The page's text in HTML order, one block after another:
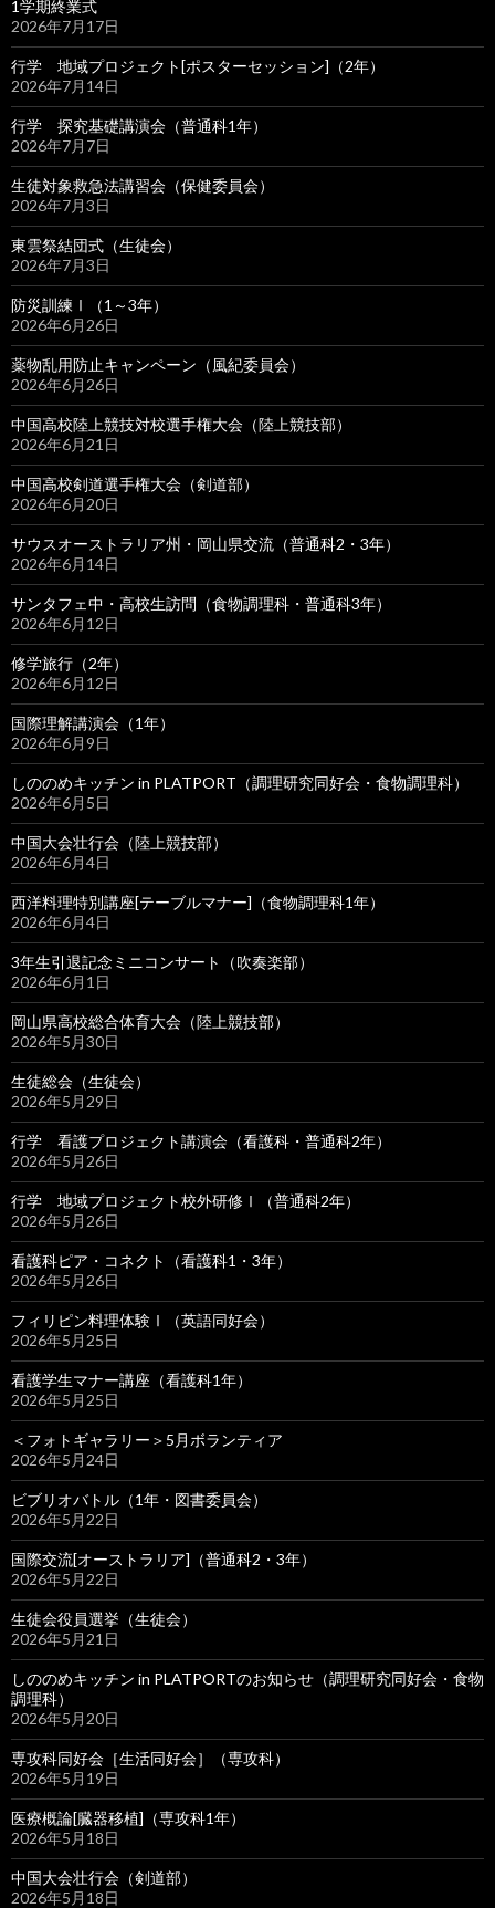
1学期終業式
2026年7月17日
行学 地域プロジェクト[ポスターセッション]（2年）
2026年7月14日
行学 探究基礎講演会（普通科1年）
2026年7月7日
生徒対象救急法講習会（保健委員会）
2026年7月3日
東雲祭結団式（生徒会）
2026年7月3日
防災訓練Ⅰ（1～3年）
2026年6月26日
薬物乱用防止キャンペーン（風紀委員会）
2026年6月26日
中国高校陸上競技対校選手権大会（陸上競技部）
2026年6月21日
中国高校剣道選手権大会（剣道部）
2026年6月20日
サウスオーストラリア州・岡山県交流（普通科2・3年）
2026年6月14日
サンタフェ中・高校生訪問（食物調理科・普通科3年）
2026年6月12日
修学旅行（2年）
2026年6月12日
国際理解講演会（1年）
2026年6月9日
しののめキッチン in PLATPORT（調理研究同好会・食物調理科）
2026年6月5日
中国大会壮行会（陸上競技部）
2026年6月4日
西洋料理特別講座[テーブルマナー]（食物調理科1年）
2026年6月4日
3年生引退記念ミニコンサート（吹奏楽部）
2026年6月1日
岡山県高校総合体育大会（陸上競技部）
2026年5月30日
生徒総会（生徒会）
2026年5月29日
行学 看護プロジェクト講演会（看護科・普通科2年）
2026年5月26日
行学 地域プロジェクト校外研修Ⅰ（普通科2年）
2026年5月26日
看護科ピア・コネクト（看護科1・3年）
2026年5月26日
フィリピン料理体験Ⅰ（英語同好会）
2026年5月25日
看護学生マナー講座（看護科1年）
2026年5月25日
＜フォトギャラリー＞5月ボランティア
2026年5月24日
ビブリオバトル（1年・図書委員会）
2026年5月22日
国際交流[オーストラリア]（普通科2・3年）
2026年5月22日
生徒会役員選挙（生徒会）
2026年5月21日
しののめキッチン in PLATPORTのお知らせ（調理研究同好会・食物
調理科）
2026年5月20日
専攻科同好会［生活同好会］（専攻科）
2026年5月19日
医療概論[臓器移植]（専攻科1年）
2026年5月18日
中国大会壮行会（剣道部）
2026年5月18日